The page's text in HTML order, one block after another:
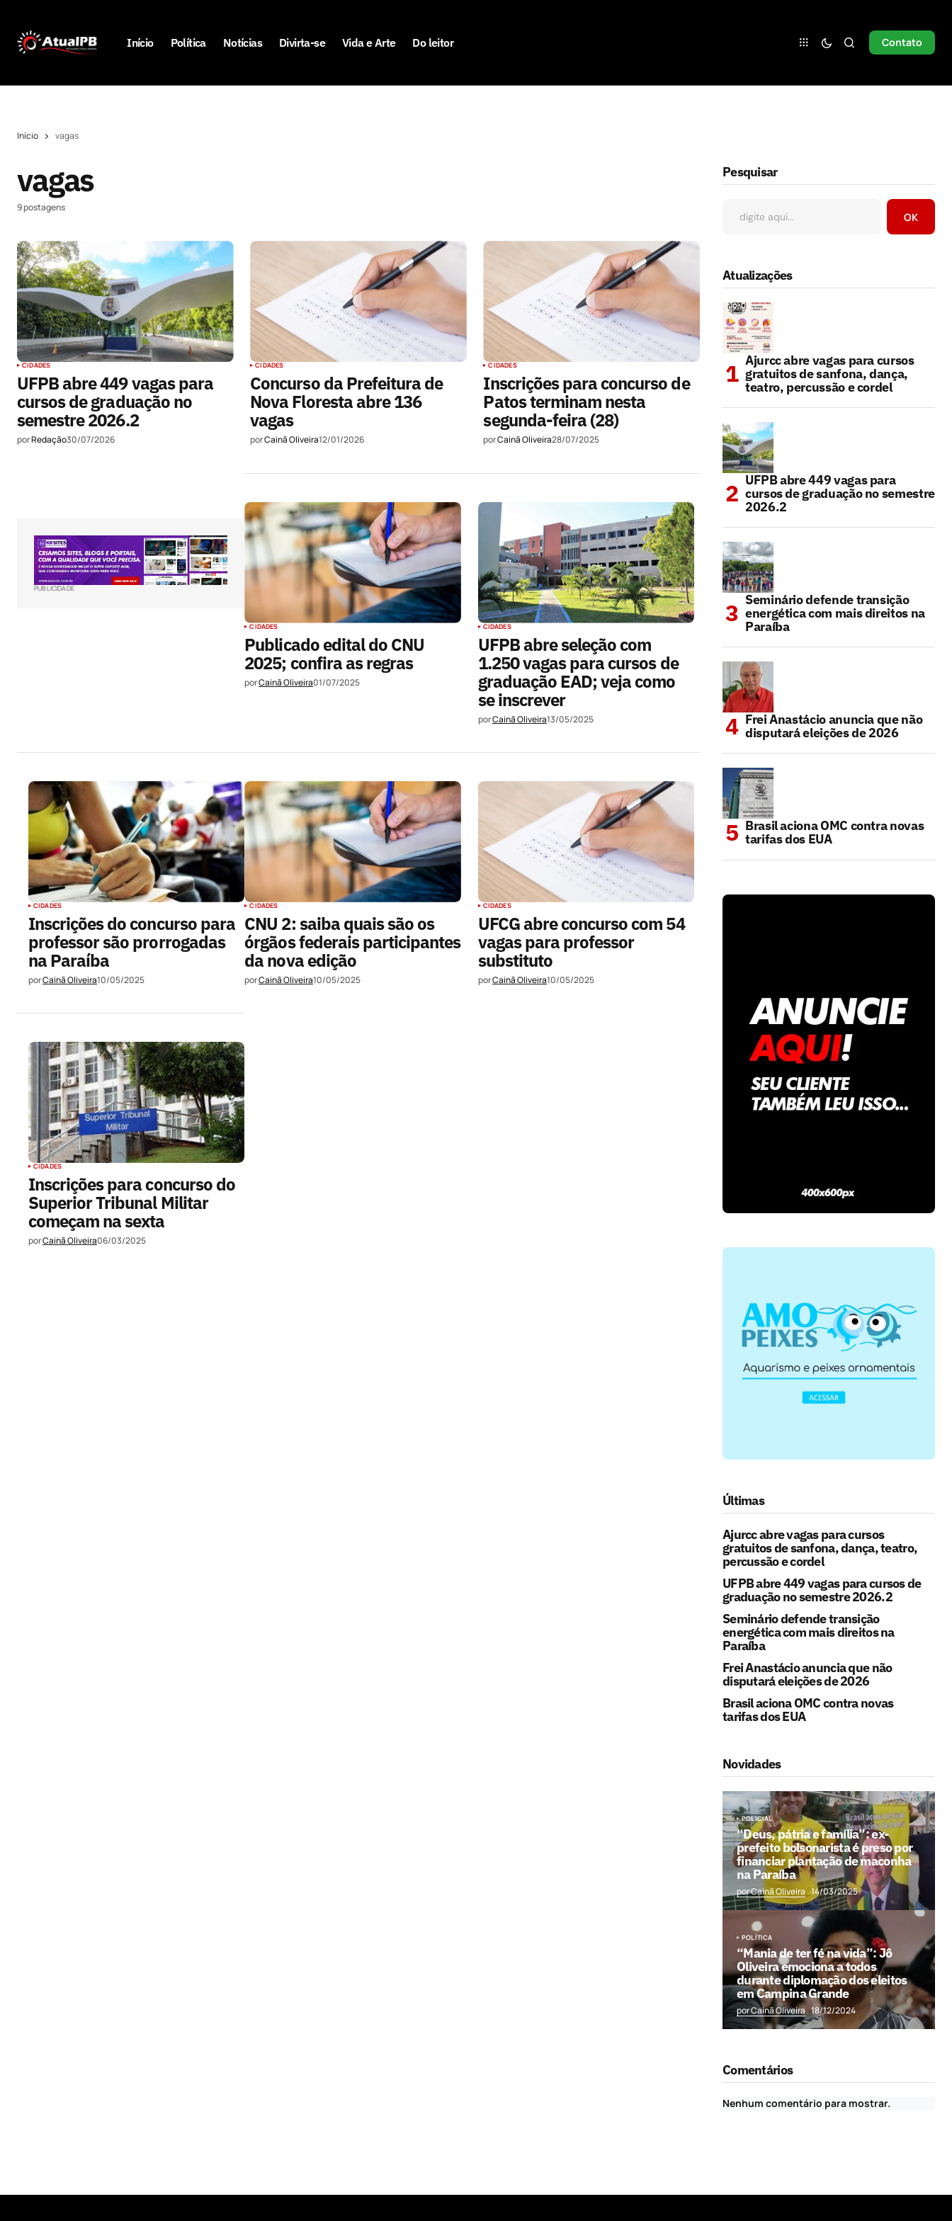
Início Política Notícias Divirta-se Vida e Arte Do leitor Contato
Início vagas
vagas
9 postagens
CIDADES
UFPB abre 449 vagas para
cursos de graduação no
semestre 2026.2
porRedação30/07/2026
CIDADES
Concurso da Prefeitura de
Nova Floresta abre 136
vagas
porCainã Oliveira12/01/2026
CIDADES
Inscrições para concurso de
Patos terminam nesta
segunda-feira (28)
porCainã Oliveira28/07/2025
PUBLICIDADE
CIDADES
Publicado edital do CNU
2025; confira as regras
porCainã Oliveira01/07/2025
CIDADES
UFPB abre seleção com
1.250 vagas para cursos de
graduação EAD; veja como
se inscrever
porCainã Oliveira13/05/2025
CIDADES
Inscrições do concurso para
professor são prorrogadas
na Paraíba
porCainã Oliveira10/05/2025
CIDADES
CNU 2: saiba quais são os
órgãos federais participantes
da nova edição
porCainã Oliveira10/05/2025
CIDADES
UFCG abre concurso com 54
vagas para professor
substituto
porCainã Oliveira10/05/2025
CIDADES
Inscrições para concurso do
Superior Tribunal Militar
começam na sexta
porCainã Oliveira06/03/2025
Pesquisar
OK
Atualizações
Ajurcc abre vagas para cursos
gratuitos de sanfona, dança,
teatro, percussão e cordel
UFPB abre 449 vagas para
cursos de graduação no semestre
2026.2
Seminário defende transição
energética com mais direitos na
Paraíba
Frei Anastácio anuncia que não
disputará eleições de 2026
Brasil aciona OMC contra novas
tarifas dos EUA
Últimas
Ajurcc abre vagas para cursos
gratuitos de sanfona, dança, teatro,
percussão e cordel
UFPB abre 449 vagas para cursos de
graduação no semestre 2026.2
Seminário defende transição
energética com mais direitos na
Paraíba
Frei Anastácio anuncia que não
disputará eleições de 2026
Brasil aciona OMC contra novas
tarifas dos EUA
Novidades
POLICIAL
“Deus, pátria e família”: ex-
prefeito bolsonarista é preso por
financiar plantação de maconha
na Paraíba
por Cainã Oliveira 14/03/2025
POLÍTICA
“Mania de ter fé na vida”: Jô
Oliveira emociona a todos
durante diplomação dos eleitos
em Campina Grande
por Cainã Oliveira 18/12/2024
Comentários
Nenhum comentário para mostrar.